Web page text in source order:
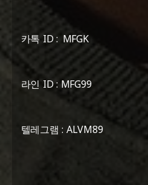
카톡 ID : MFGK
라인 ID : MFG99
텔레그램 : ALVM89